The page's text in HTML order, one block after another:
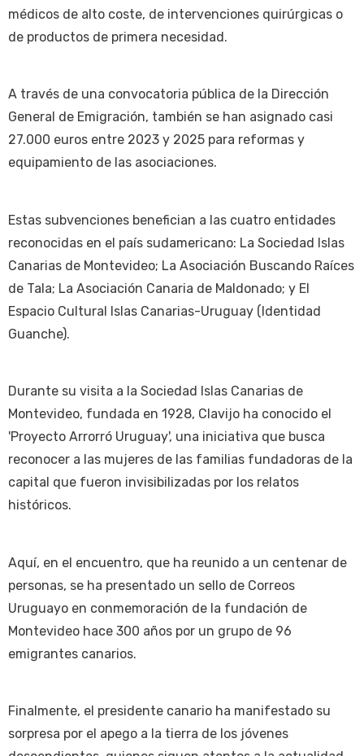
médicos de alto coste, de intervenciones quirúrgicas o
de productos de primera necesidad.
A través de una convocatoria pública de la Dirección
General de Emigración, también se han asignado casi
27.000 euros entre 2023 y 2025 para reformas y
equipamiento de las asociaciones.
Estas subvenciones benefician a las cuatro entidades
reconocidas en el país sudamericano: La Sociedad Islas
Canarias de Montevideo; La Asociación Buscando Raíces
de Tala; La Asociación Canaria de Maldonado; y El
Espacio Cultural Islas Canarias-Uruguay (Identidad
Guanche).
Durante su visita a la Sociedad Islas Canarias de
Montevideo, fundada en 1928, Clavijo ha conocido el
'Proyecto Arrorró Uruguay', una iniciativa que busca
reconocer a las mujeres de las familias fundadoras de la
capital que fueron invisibilizadas por los relatos
históricos.
Aquí, en el encuentro, que ha reunido a un centenar de
personas, se ha presentado un sello de Correos
Uruguayo en conmemoración de la fundación de
Montevideo hace 300 años por un grupo de 96
emigrantes canarios.
Finalmente, el presidente canario ha manifestado su
sorpresa por el apego a la tierra de los jóvenes